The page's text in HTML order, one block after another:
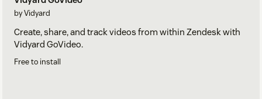
by Vidyard
Create, share, and track videos from within Zendesk with
Vidyard GoVideo.
Free to install